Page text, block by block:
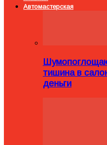
Автомастерская
тишина в
деньги